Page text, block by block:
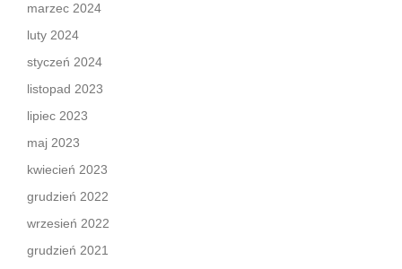
marzec 2024
luty 2024
styczeń 2024
listopad 2023
lipiec 2023
maj 2023
kwiecień 2023
grudzień 2022
wrzesień 2022
grudzień 2021